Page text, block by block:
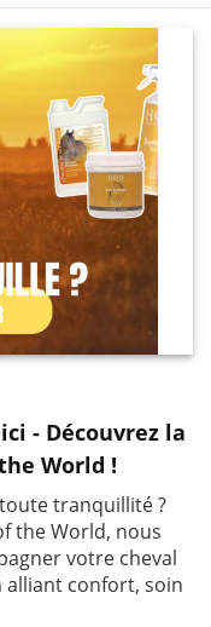
- Découvrez la
World !
tranquillité ?
the World, nous
votre cheval
alliant confort, soin